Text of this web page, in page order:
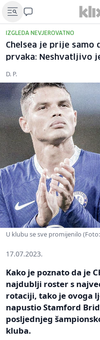
IZGLEDA NEVJEROVATNO
Chelsea je prije
prvaka: Neshvatljivo
D. P.
U klubu se sve promijenilo
17.07.2023.
Kako je poznato da je
najdublji roster s
rotaciji, tako je ovoga
napustio Stamford
posljednjeg
kluba.